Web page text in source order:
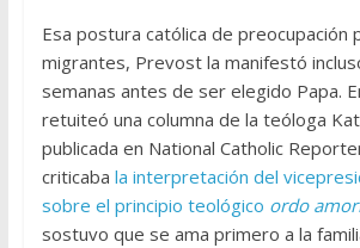
Esa postura católica de preocupación
migrantes, Prevost la manifestó
semanas antes de ser elegido Papa.
retuiteó una columna de la teóloga
publicada en National Catholic
criticaba la interpretación del
sobre el principio teológico ordo
sostuvo que se ama primero a la